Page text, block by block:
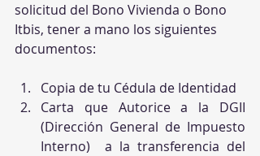
solicitud del Bono Vivienda o Bono
Itbis, tener a mano los siguientes
documentos:
Copia de tu Cédula de Identidad
Carta que Autorice a la DGII
(Dirección General de Impuesto
Interno)  a la transferencia del